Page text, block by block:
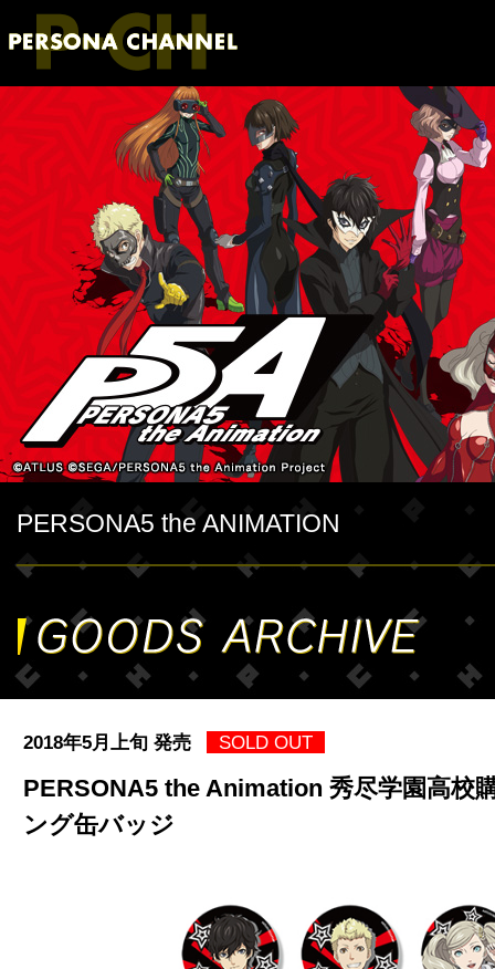
PERSONA5 the ANIMATION
2018年5月上旬 発売 SOLD OUT
PERSONA5 the Animation 秀尽学園高校
ング缶バッジ